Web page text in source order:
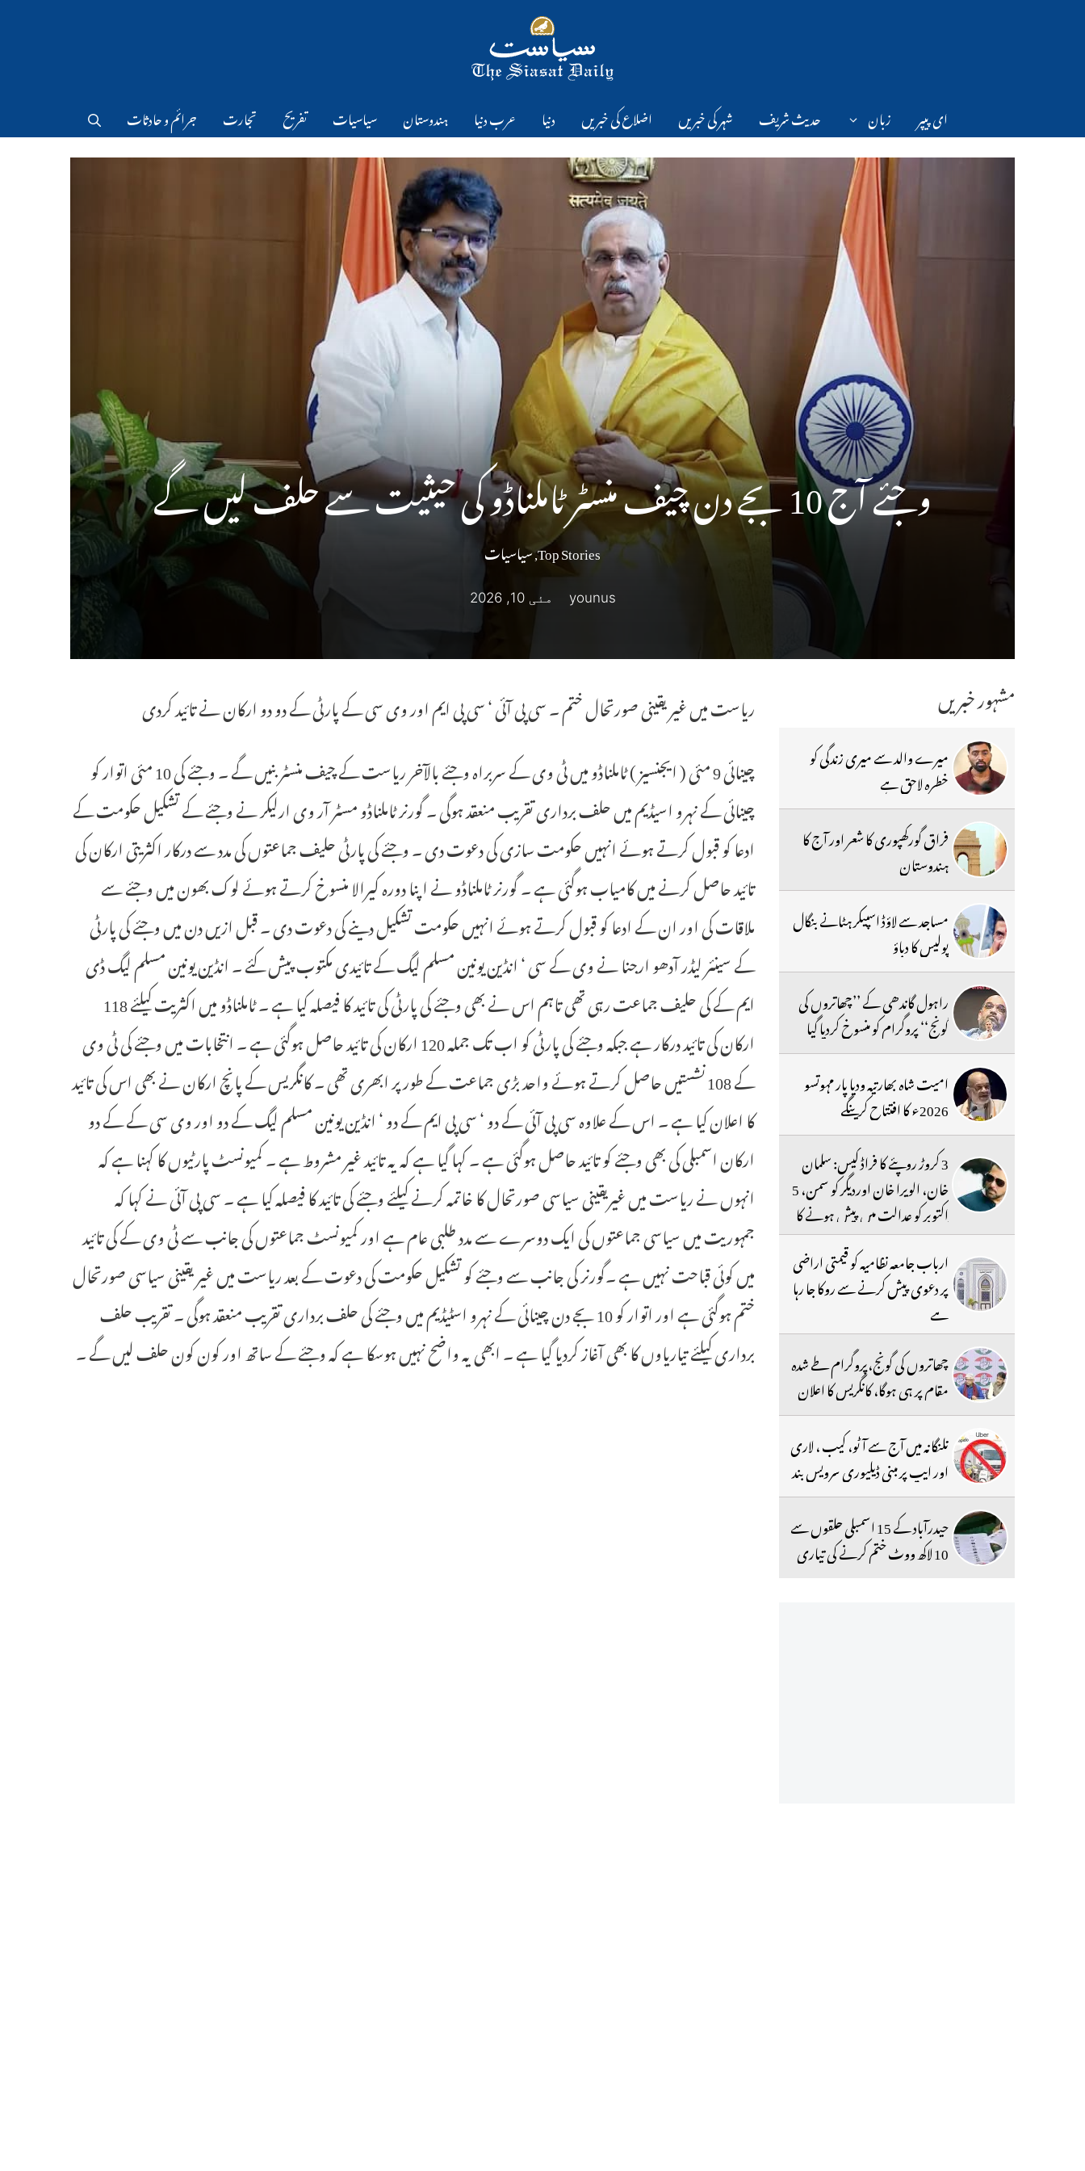
ای پیپر زبان حدیث شریف شہر کی خبریں اضلاع کی خبریں دنیا عرب دنیا ہندوستان سیاسیات تفریح تجارت جرائم و حادثات
وجئے آج 10 بجے دن چیف منسٹر ٹاملناڈو کی حیثیت سے حلف لیں گے
Top Stories
,سیاسیات
younus مئی 10, 2026
ریاست میں غیر یقینی صورتحال ختم ۔ سی پی آئی ‘ سی پی ایم اور وی سی کے پارٹی کے دو دو ارکان نے تائید کردی
چینائی 9 مئی ( ایجنسیز ) ٹاملناڈو میں ٹی وی کے سربراہ وجئے بالآخر ریاست کے چیف منسٹر بنیں گے ۔ وجئے کی 10 مئی اتوار کو
چینائی کے نہرو اسیڈیم میں حلف برداری تقریب منعقد ہوگی ۔ گورنر ٹاملناڈو مسٹر آر وی ارلیکر نے وجئے کے تشکیل حکومت کے
ادعا کو قبول کرتے ہوئے انہیں حکومت سازی کی دعوت دی ۔ وجئے کی پارٹی حلیف جماعتوں کی مدد سے درکار اکثریتی ارکان کی
تائید حاصل کرنے میں کامیاب ہوگئی ہے ۔ گورنر ٹاملناڈو نے اپنا دورہ کیرالا منسوخ کرتے ہوئے لوک بھون میں وجئے سے
ملاقات کی اور ان کے ادعا کو قبول کرتے ہوئے انہیں حکومت تشکیل دینے کی دعوت دی ۔ قبل ازیں دن میں وجئے کی پارٹی
کے سینئر لیڈر آدھو ارجنا نے وی کے سی ‘ انڈین یونین مسلم لیگ کے تائیدی مکتوب پیش کئے ۔ انڈین یونین مسلم لیگ ڈی
ایم کے کی حلیف جماعت رہی تھی تاہم اس نے بھی وجئے کی پارٹی کی تائید کا فیصلہ کیا ہے ۔ ٹاملناڈو میں اکثریت کیلئے 118
ارکان کی تائید درکار ہے جبکہ وجئے کی پارٹی کو اب تک جملہ 120 ارکان کی تائید حاصل ہوگئی ہے ۔ انتخابات میں وجئے کی ٹی وی
کے 108 نشستیں حاصل کرتے ہوئے واحد بڑی جماعت کے طور پر ابھری تھی ۔ کانگریس کے پانچ ارکان نے بھی اس کی تائید
کا اعلان کیا ہے ۔ اس کے علاوہ سی پی آئی کے دو ‘ سی پی ایم کے دو ‘ انڈین یونین مسلم لیگ کے دو اور وی سی کے کے دو
ارکان اسمبلی کی بھی وجئے کو تائید حاصل ہوگئی ہے ۔ کہا گیا ہے کہ یہ تائید غیر مشروط ہے ۔ کمیونسٹ پارٹیوں کا کہنا ہے کہ
انہوں نے ریاست میں غیریقینی سیاسی صورتحال کا خاتمہ کرنے کیلئے وجئے کی تائید کا فیصلہ کیا ہے ۔ سی پی آئی نے کہا کہ
جمہوریت میں سیاسی جماعتوں کی ایک دوسرے سے مدد طلبی عام ہے اور کمیونسٹ جماعتوں کی جانب سے ٹی وی کے کی تائید
میں کوئی قباحت نہیں ہے ۔گورنر کی جانب سے وجئے کو تشکیل حکومت کی دعوت کے بعد ریاست میں غیر یقینی سیاسی صورتحال
ختم ہوگئی ہے اور اتوار کو 10 بجے دن چینائی کے نہرو اسٹیڈیم میں وجئے کی حلف برداری تقریب منعقد ہوگی ۔ تقریب حلف
برداری کیلئے تیاریاوں کا بھی آغاز کردیا گیا ہے ۔ ابھی یہ واضح نہیں ہوسکا ہے کہ وجئے کے ساتھ اور کون کون حلف لیں گے ۔
مشہور خبریں
میرے والد سے میری زندگی کو
خطرہ لاحق ہے
فراق گورکھپوری کا شعر اور آج کا
ہندوستان
مساجد سے لاؤڈ اسپیکر ہٹانے بنگال
پولیس کا دباؤ
راہول گاندھی کے ’’چھاتروں کی
گونج‘‘ پروگرام کو منسوخ کردیا گیا
امیت شاہ بھارتیہ ودیا پار مہوتسو
2026ء کا افتتاح کرینگے
3 کروڑ روپئے کا فراڈ کیس: سلمان
خان، الویرا خان اوردیگر کو سمن، 5
اکتوبر کو عدالت میں پیش ہونے کا
حکم
ارباب جامعہ نظامیہ کو قیمتی اراضی
پر دعوی پیش کرنے سے روکا جا رہا
ہے
چھاتروں کی گونج،پروگرام طے شدہ
مقام پر ہی ہوگا، کانگریس کا اعلان
تلنگانہ میں آج سے آٹو، کیب ، لاری
اور ایپ پر مبنی ڈیلیوری سرویس بند
حیدرآباد کے 15 اسمبلی حلقوں سے
10 لاکھ ووٹ ختم کرنے کی تیاری